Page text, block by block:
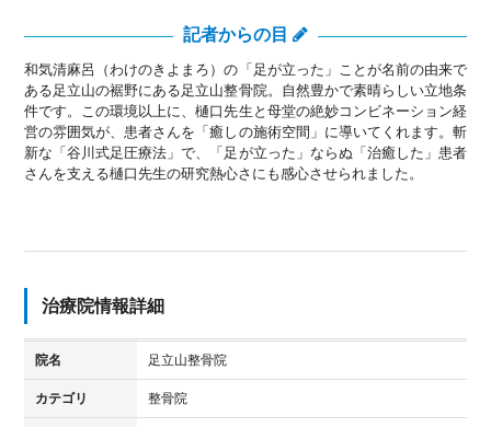
記者からの目
和気清麻呂（わけのきよまろ）の「足が立った」ことが名前の由来で
ある足立山の裾野にある足立山整骨院。自然豊かで素晴らしい立地条
件です。この環境以上に、樋口先生と母堂の絶妙コンビネーション経
営の雰囲気が、患者さんを「癒しの施術空間」に導いてくれます。斬
新な「谷川式足圧療法」で、「足が立った」ならぬ「治癒した」患者
さんを支える樋口先生の研究熱心さにも感心させられました。
治療院情報詳細
院名 足立山整骨院
カテゴリ 整骨院